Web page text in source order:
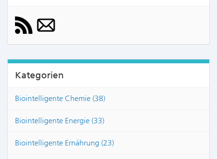
Kategorien
Biointelligente Chemie (38)
Biointelligente Energie (33)
Biointelligente Ernährung (23)